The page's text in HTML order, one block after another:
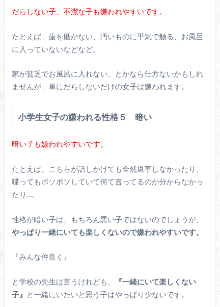
だらしない子、不潔な子も嫌われやすいです。
たとえば、歯を磨かない、汚いものに平気で触る、お風呂
に入っていないなどなど。
家が貧乏でお風呂に入れない、とかなら仕方ないかもしれ
ませんが、単にだらしないだけの女子は嫌われます。
小学生女子の嫌われる性格５ 暗い
暗い子も嫌われやすいです。
たとえば、こちらが話しかけても全然返事しなかったり、
喋ってもボソボソしていて何て言ってるのか分からなかっ
たり…。
性格が暗い子は、もちろん悪い子ではないのでしょうが、
やっぱり一緒にいても楽しくないので嫌われやすいです。
『みんな仲良く』
と学校の先生は言うけれども、
『一緒にいて楽しくない
子』 と一緒にいたいと思う子はやっぱり少ないです。